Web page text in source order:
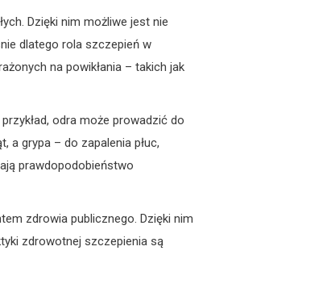
Dzięki nim możliwe jest nie
dlatego rola szczepień w
na powikłania – takich jak
odra może prowadzić do
a grypa – do zapalenia płuc,
prawdopodobieństwo
zdrowia publicznego. Dzięki nim
zdrowotnej szczepienia są